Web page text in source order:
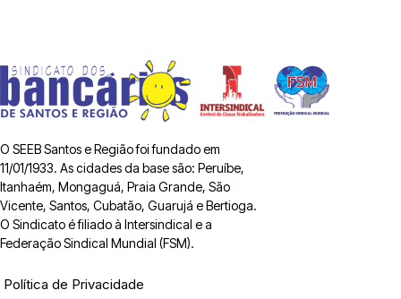
O SEEB Santos e Região foi fundado em
11/01/1933. As cidades da base são: Peruíbe,
Itanhaém, Mongaguá, Praia Grande, São
Vicente, Santos, Cubatão, Guarujá e Bertioga.
O Sindicato é filiado à Intersindical e a
Federação Sindical Mundial (FSM).
Política de Privacidade